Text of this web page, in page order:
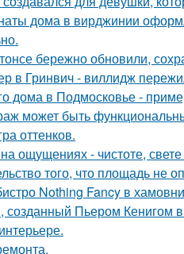
дома в вирджинии
бережно обновили,
в Гринвич - виллидж
дома в Подмосковье -
может быть
оттенков.
ощущениях - чистоте,
того, что площадь не
Nothing Fancy в
Пьером Кенигом